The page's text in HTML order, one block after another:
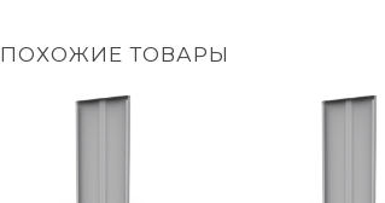
ПОХОЖИЕ ТОВАРЫ